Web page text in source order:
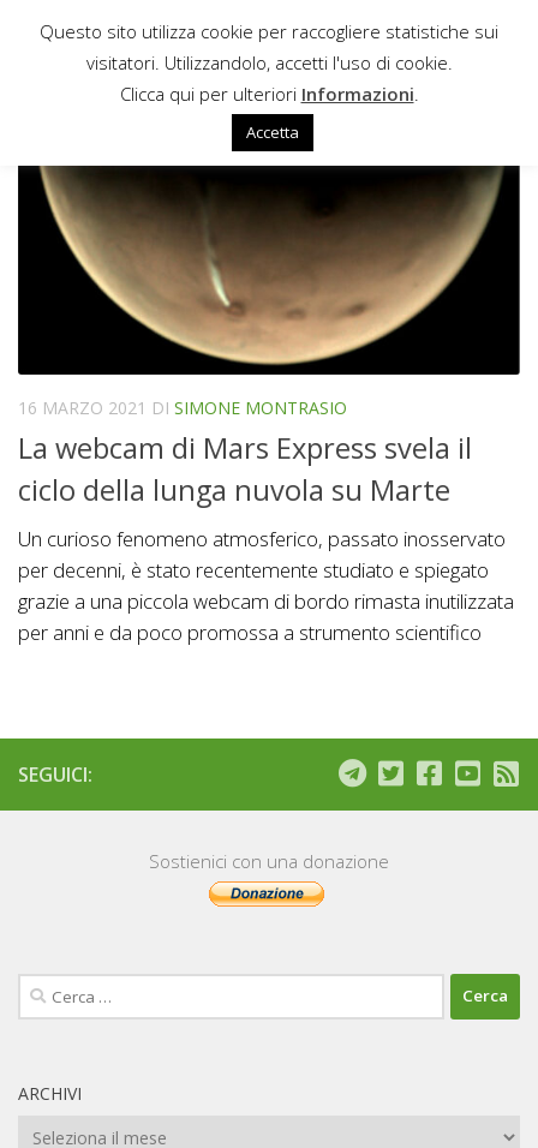
Sotto il contenuto
ARSIA MONS ELONGATED CLOUD
16 MARZO 2021 DI SIMONE MONTRASIO
La webcam di Mars Express svela il
ciclo della lunga nuvola su Marte
Un curioso fenomeno atmosferico, passato inosservato
per decenni, è stato recentemente studiato e spiegato
grazie a una piccola webcam di bordo rimasta inutilizzata
per anni e da poco promossa a strumento scientifico
SEGUICI:
Sostienici con una donazione
Ricerca
per:
ARCHIVI
Archivi
Questo sito utilizza cookie per raccogliere statistiche sui
visitatori. Utilizzandolo, accetti l'uso di cookie.
Clicca qui per ulteriori Informazioni
Accetta